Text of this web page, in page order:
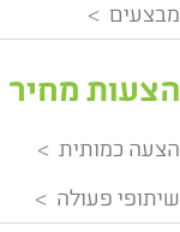
מבצעים
הצעות מחיר
הצעה כמותית
שיתופי פעולה